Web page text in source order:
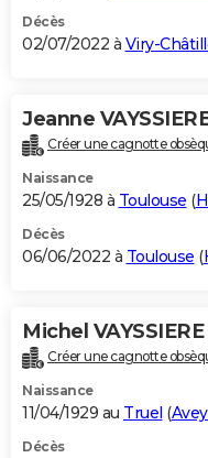
Décès
02/07/2022 à Viry-
Jeanne
Créer une cagnotte
Naissance
25/05/1928 à Toulouse (
Décès
06/06/2022 à Toulouse (
Michel VAYSSIERE
Créer une cagnotte
Naissance
11/04/1929 au Truel (
Décès